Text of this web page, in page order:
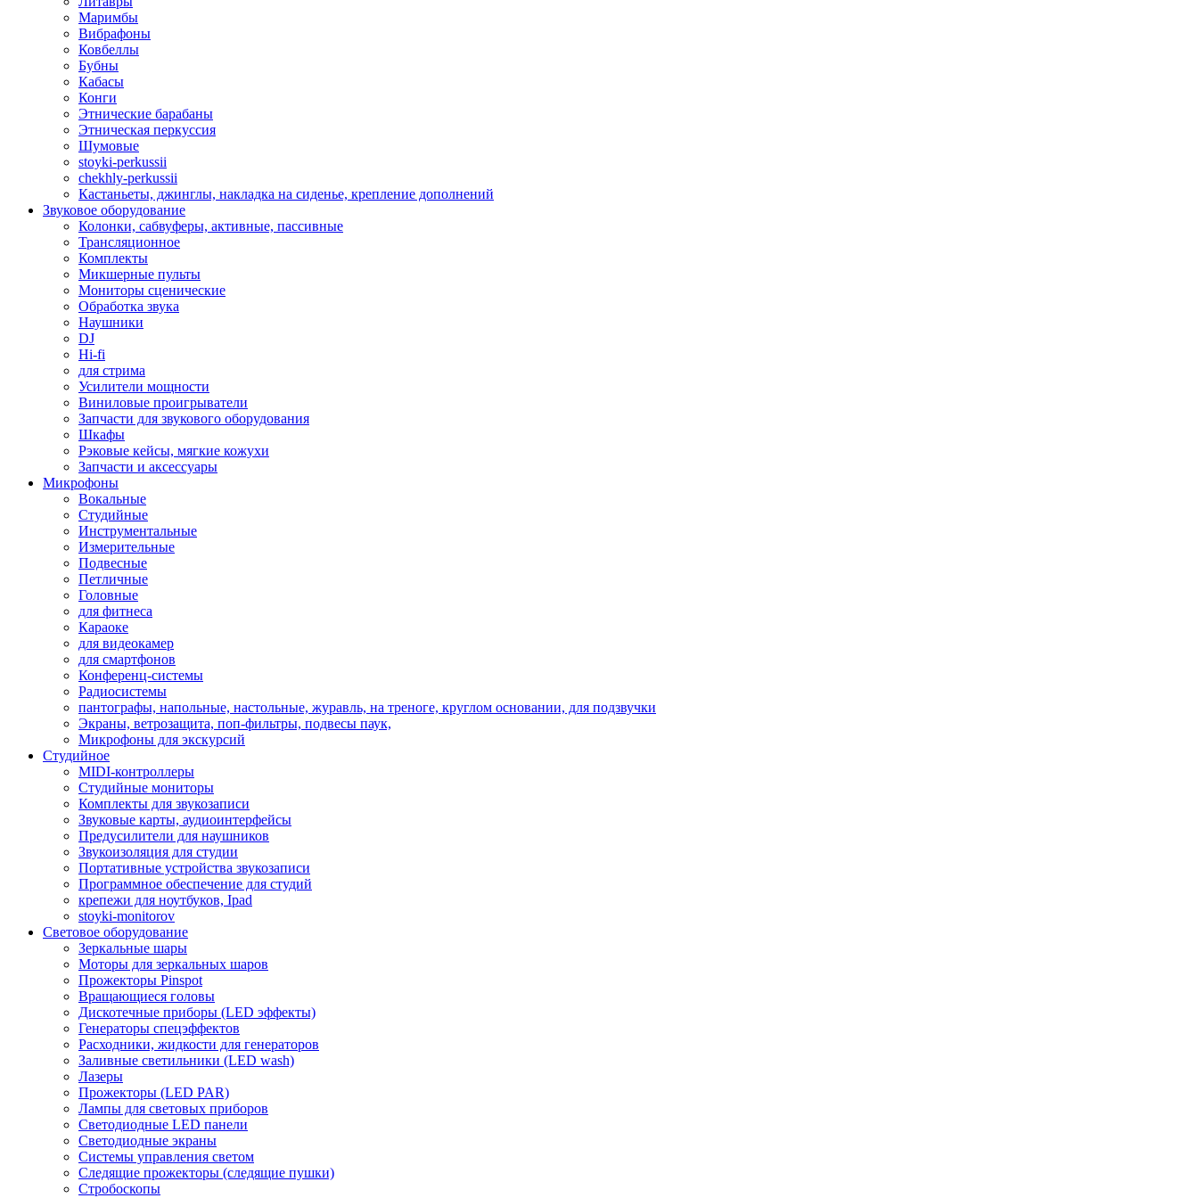
Маримбы
Вибрафоны
Ковбеллы
Бубны
Кабасы
Конги
Этнические барабаны
Этническая перкуссия
Шумовые
stoyki-perkussii
chekhly-perkussii
Кастаньеты, джинглы, накладка на сиденье, крепление дополнений
Звуковое оборудование
Колонки, сабвуферы, активные, пассивные
Трансляционное
Комплекты
Микшерные пульты
Мониторы сценические
Обработка звука
Наушники
DJ
Hi-fi
для стрима
Усилители мощности
Виниловые проигрыватели
Запчасти для звукового оборудования
Шкафы
Рэковые кейсы, мягкие кожухи
Запчасти и аксессуары
Микрофоны
Вокальные
Студийные
Инструментальные
Измерительные
Подвесные
Петличные
Головные
для фитнеса
Караоке
для видеокамер
для смартфонов
Конференц-системы
Радиосистемы
пантографы, напольные, настольные, журавль, на треноге, круглом основании, для подзвучки
Экраны, ветрозащита, поп-фильтры, подвесы паук,
Микрофоны для экскурсий
Студийное
MIDI-контроллеры
Студийные мониторы
Комплекты для звукозаписи
Звуковые карты, аудиоинтерфейсы
Предусилители для наушников
Звукоизоляция для студии
Портативные устройства звукозаписи
Программное обеспечение для студий
крепежи для ноутбуков, Ipad
stoyki-monitorov
Световое оборудование
Зеркальные шары
Моторы для зеркальных шаров
Прожекторы Pinspot
Вращающиеся головы
Дискотечные приборы (LED эффекты)
Генераторы спецэффектов
Расходники, жидкости для генераторов
Заливные светильники (LED wash)
Лазеры
Прожекторы (LED PAR)
Лампы для световых приборов
Светодиодные LED панели
Светодиодные экраны
Системы управления светом
Следящие прожекторы (следящие пушки)
Стробоскопы